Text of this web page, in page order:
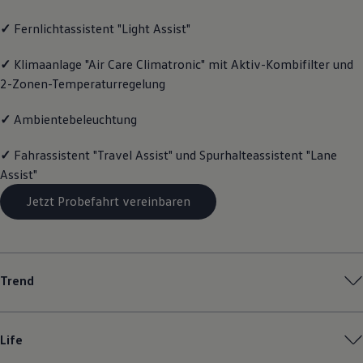
Lifestyle
Familie
Elektromobilität
Volkswagen R
Volkswagen Kundenbetreuung
✓ Fernlichtassistent "Light Assist"
✓ Klimaanlage "Air Care Climatronic" mit Aktiv-Kombifilter und
2-Zonen-Temperaturregelung
✓ Ambientebeleuchtung
✓ Fahrassistent "Travel Assist" und Spurhalteassistent "Lane
Assist"
Jetzt Probefahrt vereinbaren
Trend
Life